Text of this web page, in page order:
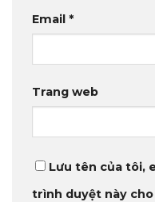
Email *
Trang web
Lưu tên của tôi,
trình duyệt này